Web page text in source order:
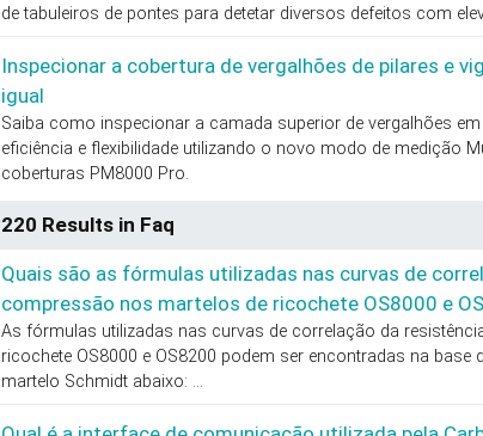
de tabuleiros de pontes para detetar diversos defeitos com
Inspecionar a cobertura de vergalhões de pilares e
igual
Saiba como inspecionar a camada superior de vergalhões
eficiência e flexibilidade utilizando o novo modo de medição
coberturas PM8000 Pro.
220 Results in Faq
Quais são as fórmulas utilizadas nas curvas de
compressão nos martelos de ricochete OS8000 e
As fórmulas utilizadas nas curvas de correlação da
ricochete OS8000 e OS8200 podem ser encontradas na
martelo Schmidt abaixo: ...